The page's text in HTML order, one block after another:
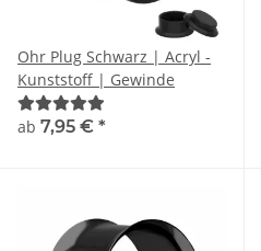
Ohr Plug Schwarz | Acryl -
Kunststoff | Gewinde
ab 7,95 € *